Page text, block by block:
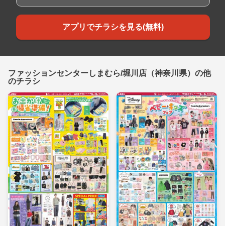
アプリでチラシを見る(無料)
ファッションセンターしまむら/堀川店（神奈川県）の他
のチラシ